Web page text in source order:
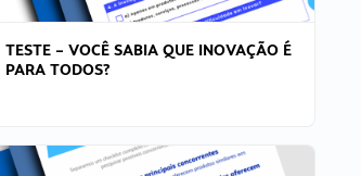
TESTE – VOCÊ SABIA QUE INOVAÇÃO É
PARA TODOS?